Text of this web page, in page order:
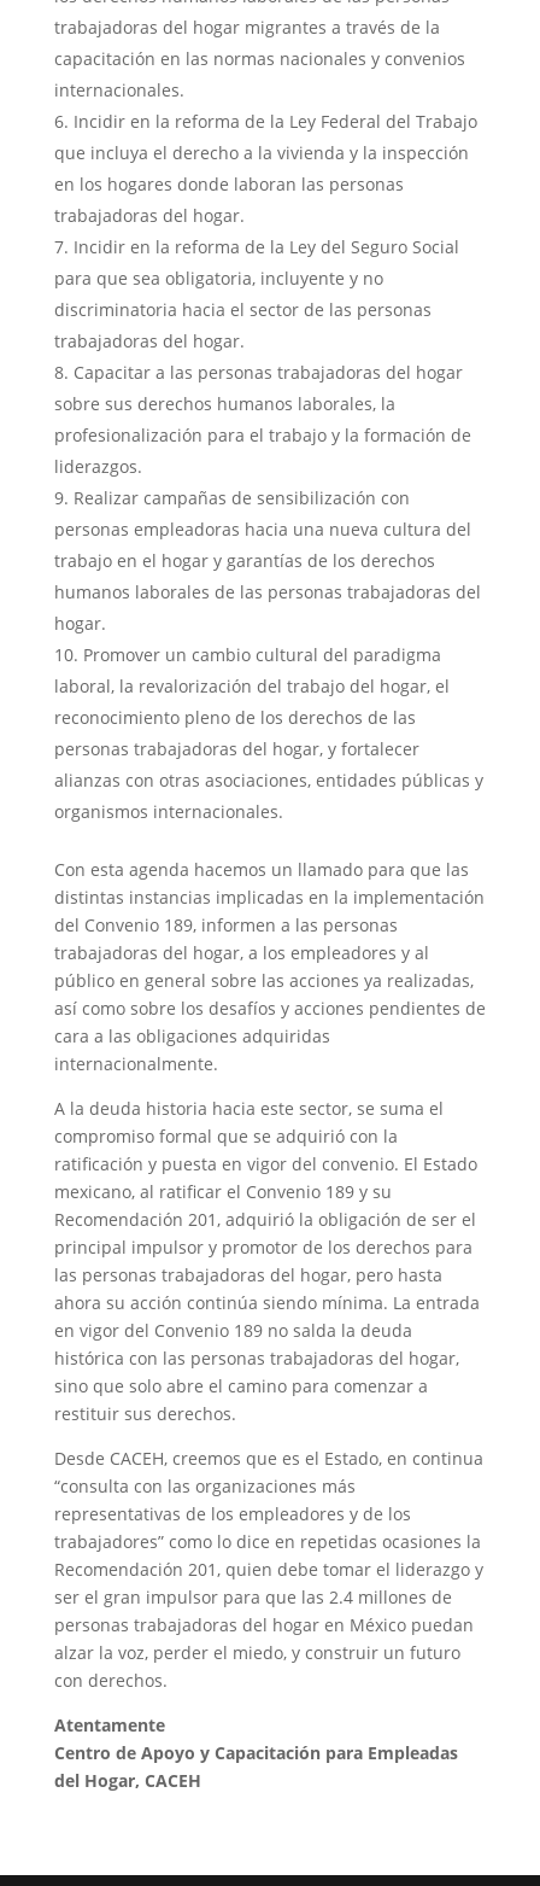
trabajadoras del hogar migrantes a través de la
capacitación en las normas nacionales y convenios
internacionales.
Incidir en la reforma de la Ley Federal del Trabajo
que incluya el derecho a la vivienda y la inspección
en los hogares donde laboran las personas
trabajadoras del hogar.
Incidir en la reforma de la Ley del Seguro Social
para que sea obligatoria, incluyente y no
discriminatoria hacia el sector de las personas
trabajadoras del hogar.
Capacitar a las personas trabajadoras del hogar
sobre sus derechos humanos laborales, la
profesionalización para el trabajo y la formación de
liderazgos.
Realizar campañas de sensibilización con
personas empleadoras hacia una nueva cultura del
trabajo en el hogar y garantías de los derechos
humanos laborales de las personas trabajadoras del
hogar.
Promover un cambio cultural del paradigma
laboral, la revalorización del trabajo del hogar, el
reconocimiento pleno de los derechos de las
personas trabajadoras del hogar, y fortalecer
alianzas con otras asociaciones, entidades públicas y
organismos internacionales.
Con esta agenda hacemos un llamado para que las
distintas instancias implicadas en la implementación
del Convenio 189, informen a las personas
trabajadoras del hogar, a los empleadores y al
público en general sobre las acciones ya realizadas,
así como sobre los desafíos y acciones pendientes de
cara a las obligaciones adquiridas
internacionalmente.
A la deuda historia hacia este sector, se suma el
compromiso formal que se adquirió con la
ratificación y puesta en vigor del convenio. El Estado
mexicano, al ratificar el Convenio 189 y su
Recomendación 201, adquirió la obligación de ser el
principal impulsor y promotor de los derechos para
las personas trabajadoras del hogar, pero hasta
ahora su acción continúa siendo mínima. La entrada
en vigor del Convenio 189 no salda la deuda
histórica con las personas trabajadoras del hogar,
sino que solo abre el camino para comenzar a
restituir sus derechos.
Desde CACEH, creemos que es el Estado, en continua
“consulta con las organizaciones más
representativas de los empleadores y de los
trabajadores” como lo dice en repetidas ocasiones la
Recomendación 201, quien debe tomar el liderazgo y
ser el gran impulsor para que las 2.4 millones de
personas trabajadoras del hogar en México puedan
alzar la voz, perder el miedo, y construir un futuro
con derechos.
Atentamente
Centro de Apoyo y Capacitación para Empleadas
del Hogar, CACEH